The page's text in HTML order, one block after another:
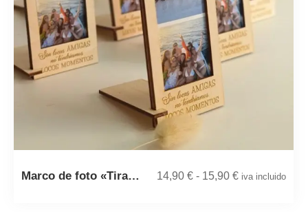
Marco de foto «Tira… 14,90 € - 15,90 € iva incluido